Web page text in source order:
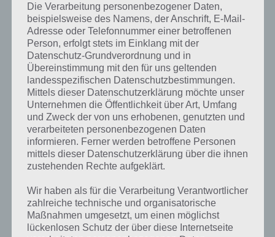
Bike-Paket etc) bekommst du neue Ausrüstung für dein Fahrer /
Bike. Ab und zu springt dabei auch ein neuer Fahrer heraus.
Deinen Fahrer kannst du einerseits mit Erfahrungspunkten im Level
aufsteigen lassen (was zusätzlich noch die Spielwährung Geld kostet)
und diesem Abzeichen anlegen. Dabei kann man bis zu drei
Abzeichen anlegen, wenn man entsprechende hat, wobei die Sterne-
Bewertung nicht überschritten werden darf, da man dies sonst nicht
anlegen kann.
Beim Bike kann man vier Teile austauschen, bspw. Getriebe und
Räder. Im nachfolgenden Bike Unchained Screenshot haben wir
einmal das Getriebe dargestellt. Wie man erkennt wird grün
dargestellt, wenn ein nicht eingesetztes Teil einen Vorteil gegenüber
einem anderen hat. In diesem Fall kann man den Slopestyle um 9
Punkte verbessern. Entsprechend muss man auch bei den anderen
Fahrern die Bikes überprüfen, ob ein Teil zur Verfügung steht,
welches das Fahrrad verbessert. Dabei ist darauf zu achten, dass das
Die Verarbeitung personenbezogener Daten,
beispielsweise des Namens, der Anschrift, E-Mail-
Adresse oder Telefonnummer einer betroffenen
Person, erfolgt stets im Einklang mit der
Datenschutz-Grundverordnung und in
Übereinstimmung mit den für uns geltenden
landesspezifischen Datenschutzbestimmungen.
Mittels dieser Datenschutzerklärung möchte unser
Unternehmen die Öffentlichkeit über Art, Umfang
und Zweck der von uns erhobenen, genutzten und
verarbeiteten personenbezogenen Daten
informieren. Ferner werden betroffene Personen
mittels dieser Datenschutzerklärung über die ihnen
zustehenden Rechte aufgeklärt.
Wir haben als für die Verarbeitung Verantwortlicher
zahlreiche technische und organisatorische
Maßnahmen umgesetzt, um einen möglichst
lückenlosen Schutz der über diese Internetseite